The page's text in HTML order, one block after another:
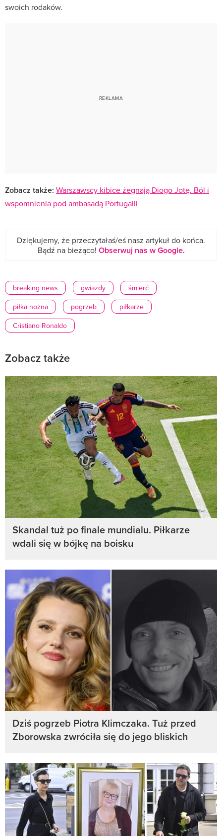
swoich rodaków.
Zobacz także: Warszawscy kibice żegnają Diogo Jotę. Ból i
wspomnienia pod ambasadą Portugalii
Dziękujemy, że przeczytałaś/eś nasz artykuł do końca.
Bądź na bieżąco! Obserwuj nas w Google.
breaking news gwiazdy
śmierć
piłka nożna
pogrzeb
piłkarze
Cristiano Ronaldo
Zobacz także
Skandal tuż po finale mundialu. Piłkarze
wdali się w bójkę na boisku
Dziś pogrzeb Piotra Klimczaka. Tuż przed
Zborowska zwróciła się do jego bliskich